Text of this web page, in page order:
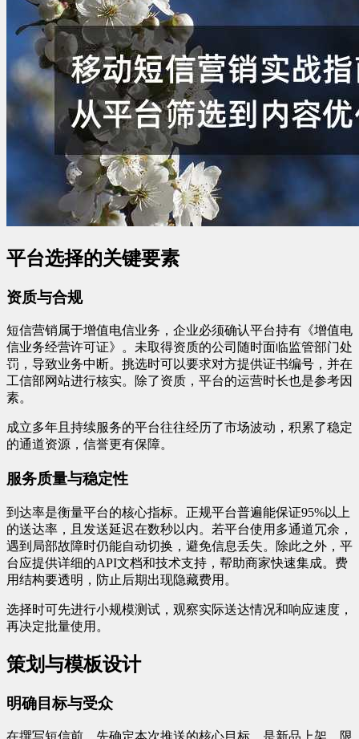
平台选择的关键要素
资质与合规
短信营销属于增值电信业务，企业必须确认平台持有《增值电
信业务经营许可证》。未取得资质的公司随时面临监管部门处
罚，导致业务中断。挑选时可以要求对方提供证书编号，并在
工信部网站进行核实。除了资质，平台的运营时长也是参考因
素。
成立多年且持续服务的平台往往经历了市场波动，积累了稳定
的通道资源，信誉更有保障。
服务质量与稳定性
到达率是衡量平台的核心指标。正规平台普遍能保证95%以上
的送达率，且发送延迟在数秒以内。若平台使用多通道冗余，
遇到局部故障时仍能自动切换，避免信息丢失。除此之外，平
台应提供详细的API文档和技术支持，帮助商家快速集成。费
用结构要透明，防止后期出现隐藏费用。
选择时可先进行小规模测试，观察实际送达情况和响应速度，
再决定批量使用。
策划与模板设计
明确目标与受众